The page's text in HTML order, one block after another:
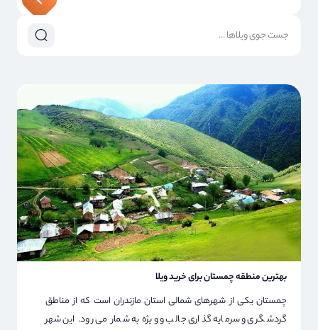
بهترین منطقه چمستان برای خرید ویلا
چمستان یکی از شهرهای شمالی استان مازندران است که از مناطق
گردشگری و سرمایه گذاری جالب و ویژه به شمار می رود. این شهر